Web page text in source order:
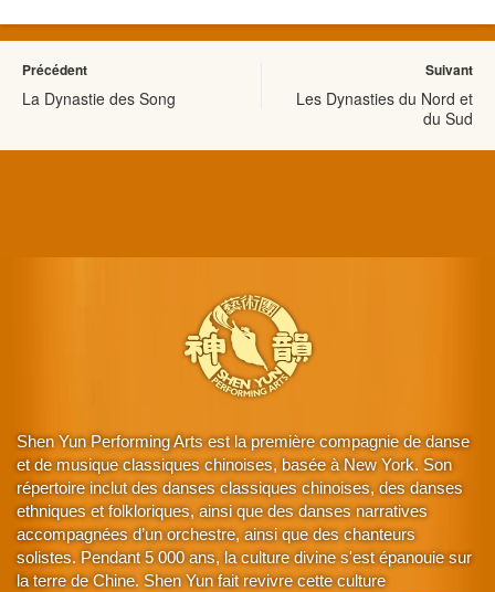
Précédent
La Dynastie des Song
Suivant
Les Dynasties du Nord et
du Sud
Shen Yun Performing Arts est la première compagnie de danse
et de musique classiques chinoises, basée à New York. Son
répertoire inclut des danses classiques chinoises, des danses
ethniques et folkloriques, ainsi que des danses narratives
accompagnées d’un orchestre, ainsi que des chanteurs
solistes. Pendant 5 000 ans, la culture divine s'est épanouie sur
la terre de Chine. Shen Yun fait revivre cette culture